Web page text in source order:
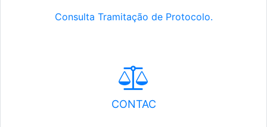
Consulta Tramitação de Protocolo.
CONTAC